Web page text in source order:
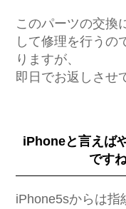
このパーツの交換
して修理を行うの
りますが、
即日でお返しさせ
iPhoneと言えば
です
iPhone5sからは指